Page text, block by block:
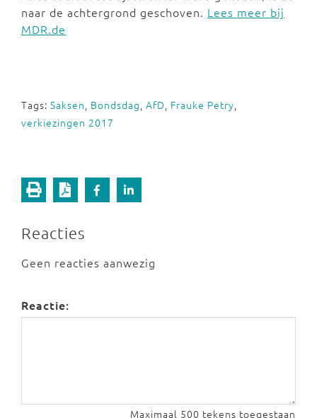
naar de achtergrond geschoven. Lees meer bij
MDR.de
Tags: Saksen, Bondsdag, AfD, Frauke Petry,
verkiezingen 2017
Reacties
Geen reacties aanwezig
Reactie:
Maximaal 500 tekens toegestaan